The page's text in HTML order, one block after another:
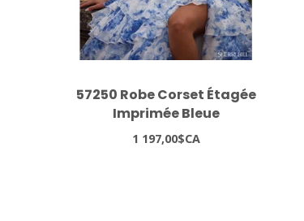
57250 Robe Corset Étagée
Imprimée Bleue
1 197,00$CA